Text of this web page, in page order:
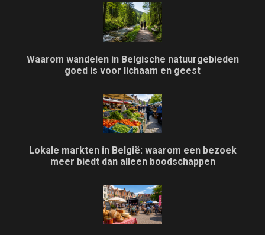
Waarom wandelen in Belgische natuurgebieden
goed is voor lichaam en geest
Lokale markten in België: waarom een bezoek
meer biedt dan alleen boodschappen